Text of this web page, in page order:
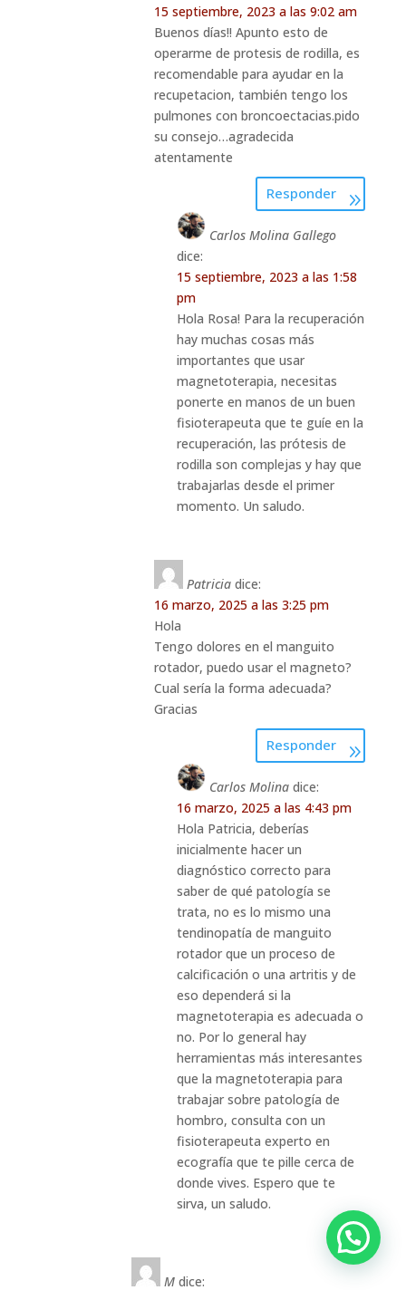
15 septiembre, 2023 a las 9:02 am
Buenos días!! Apunto esto de
operarme de protesis de rodilla, es
recomendable para ayudar en la
recupetacion, también tengo los
pulmones con broncoectacias.pido
su consejo…agradecida
atentamente
Responder
Carlos Molina Gallego
dice:
15 septiembre, 2023 a las 1:58
pm
Hola Rosa! Para la recuperación
hay muchas cosas más
importantes que usar
magnetoterapia, necesitas
ponerte en manos de un buen
fisioterapeuta que te guíe en la
recuperación, las prótesis de
rodilla son complejas y hay que
trabajarlas desde el primer
momento. Un saludo.
Patricia dice:
16 marzo, 2025 a las 3:25 pm
Hola
Tengo dolores en el manguito
rotador, puedo usar el magneto?
Cual sería la forma adecuada?
Gracias
Responder
Carlos Molina dice:
16 marzo, 2025 a las 4:43 pm
Hola Patricia, deberías
inicialmente hacer un
diagnóstico correcto para
saber de qué patología se
trata, no es lo mismo una
tendinopatía de manguito
rotador que un proceso de
calcificación o una artritis y de
eso dependerá si la
magnetoterapia es adecuada o
no. Por lo general hay
herramientas más interesantes
que la magnetoterapia para
trabajar sobre patología de
hombro, consulta con un
fisioterapeuta experto en
ecografía que te pille cerca de
donde vives. Espero que te
sirva, un saludo.
M dice: